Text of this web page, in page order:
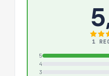
1
5
4
3